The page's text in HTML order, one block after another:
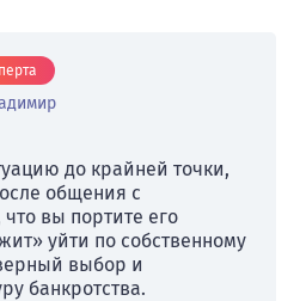
до крайней точки,
общения с
вы портите его
уйти по собственному
выбор и
банкротства.